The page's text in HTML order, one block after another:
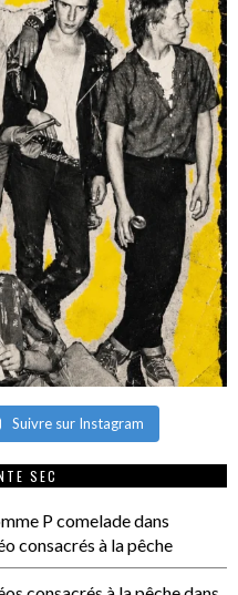
Suivre sur Instagram
SEC
P comeladedans
consacrés à la pêche